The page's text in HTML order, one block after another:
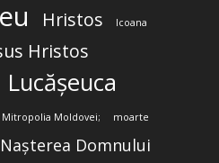
Hristos Icoana
Hristos
Lucășeuca
Mitropolia Moldovei; moarte
Nașterea Domnului